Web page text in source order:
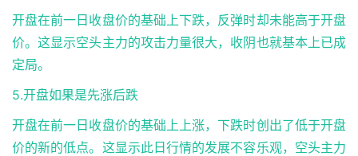
开盘在前一日收盘价的基础上下跌，反弹时却未能高于开盘
价。这显示空头主力的攻击力量很大，收阴也就基本上已成
定局。
5.开盘如果是先涨后跌
开盘在前一日收盘价的基础上上涨，下跌时创出了低于开盘
价的新的低点。这显示此日行情的发展不容乐观，空头主力